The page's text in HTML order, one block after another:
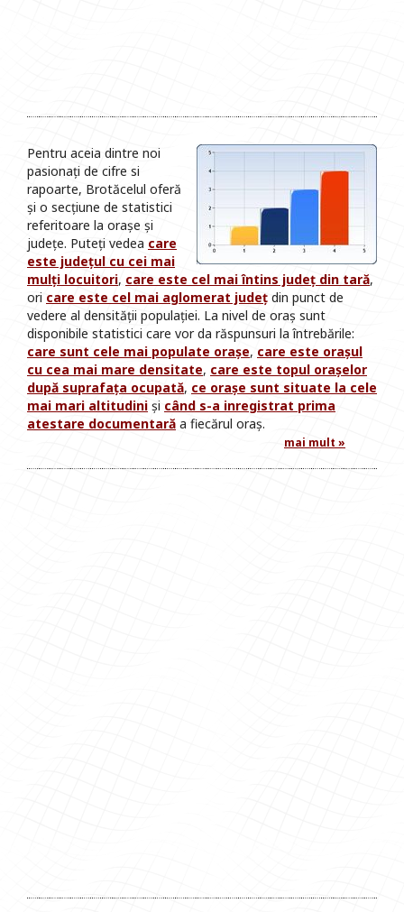
Pentru aceia dintre noi
pasionați de cifre si
rapoarte, Brotăcelul oferă
și o secțiune de statistici
referitoare la orașe și
județe. Puteți vedea care
este județul cu cei mai
mulți locuitori, care este cel mai întins județ din tară,
ori care este cel mai aglomerat județ din punct de
vedere al densității populației. La nivel de oraș sunt
disponibile statistici care vor da răspunsuri la întrebările:
care sunt cele mai populate orașe, care este orașul
cu cea mai mare densitate, care este topul orașelor
după suprafața ocupată, ce orașe sunt situate la cele
mai mari altitudini și când s-a inregistrat prima
atestare documentară a fiecărul oraș.
mai mult »